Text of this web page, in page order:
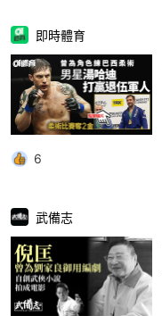
即時體育
6
武備志